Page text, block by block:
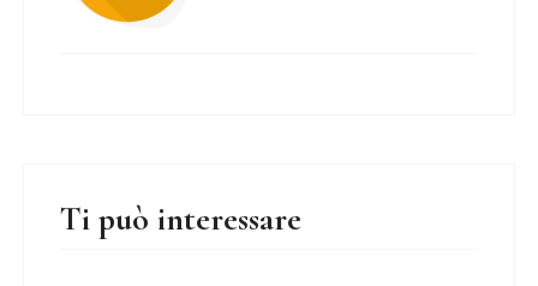
Ti può interessare